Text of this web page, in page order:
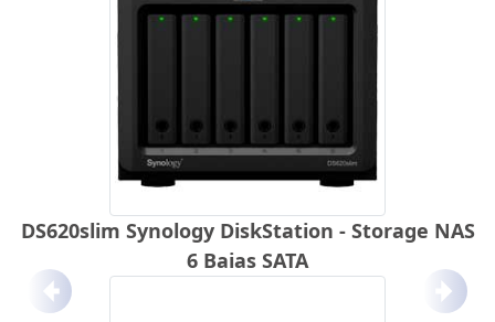
DS620slim Synology DiskStation - Storage NAS
6 Baias SATA
Anterior